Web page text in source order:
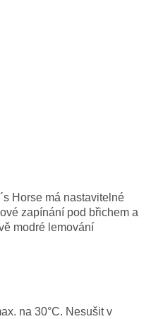
Horse má nastavitelné
zapínání pod břichem a
modré lemování
na 30°C. Nesušit v